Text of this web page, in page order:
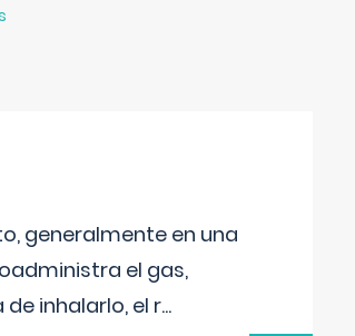
generalmente en una
el gas,
inhalarlo, el r...